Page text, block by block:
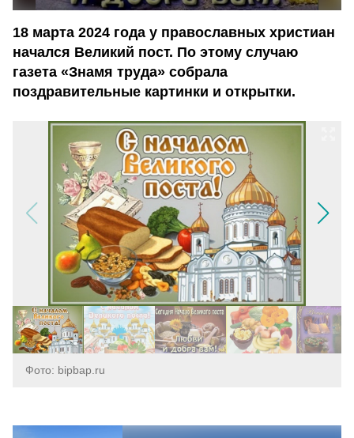
18 марта 2024 года у православных христиан
начался Великий пост. По этому случаю
газета «Знамя труда» собрала
поздравительные картинки и открытки.
Фото: bipbap.ru